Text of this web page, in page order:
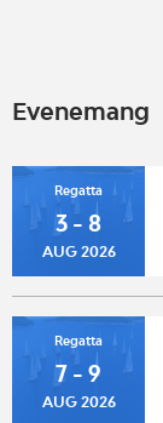
Evenemang
Regatta
3 - 8
AUG 2026
Regatta
7 - 9
AUG 2026